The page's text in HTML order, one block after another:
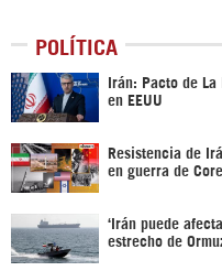
POLÍTICA
Irán: Pacto de
en EEUU
Resistencia de
en guerra de
‘Irán puede
estrecho de